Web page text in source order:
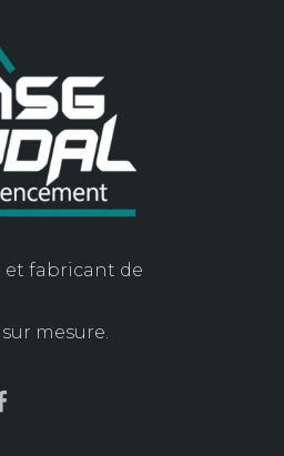
et fabricant de
mesure.